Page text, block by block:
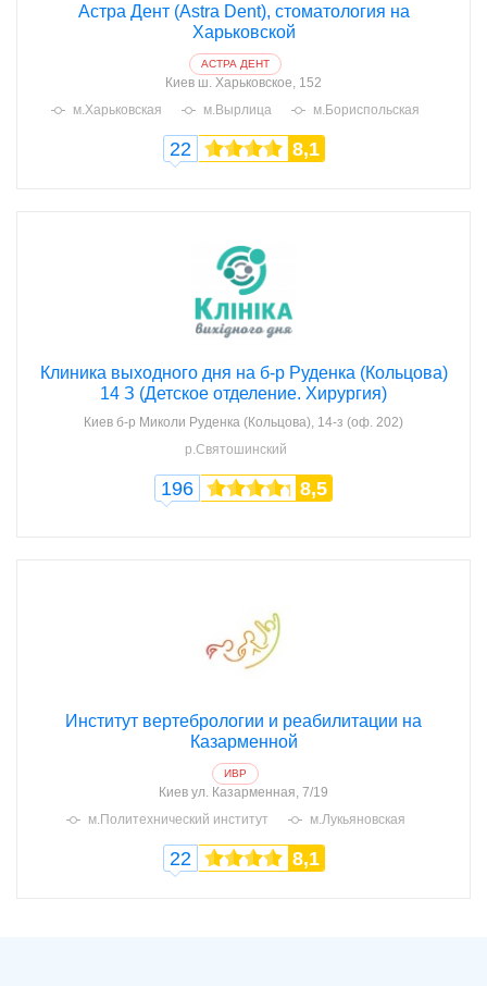
Астра Дент (Astra Dent), стоматология на
Харьковской
АСТРА ДЕНТ
Киев ш. Харьковское, 152
м.Харьковская
м.Вырлица м.Бориспольская
22 8,1
Клиника выходного дня на б-р Руденка (Кольцова)
14 З (Детское отделение. Хирургия)
Киев б-р Миколи Руденка (Кольцова), 14-з (оф. 202)
р.Святошинский
196 8,5
Институт вертебрологии и реабилитации на
Казарменной
ИВР
Киев ул. Казарменная, 7/19
м.Политехнический институт
м.Лукьяновская
22 8,1